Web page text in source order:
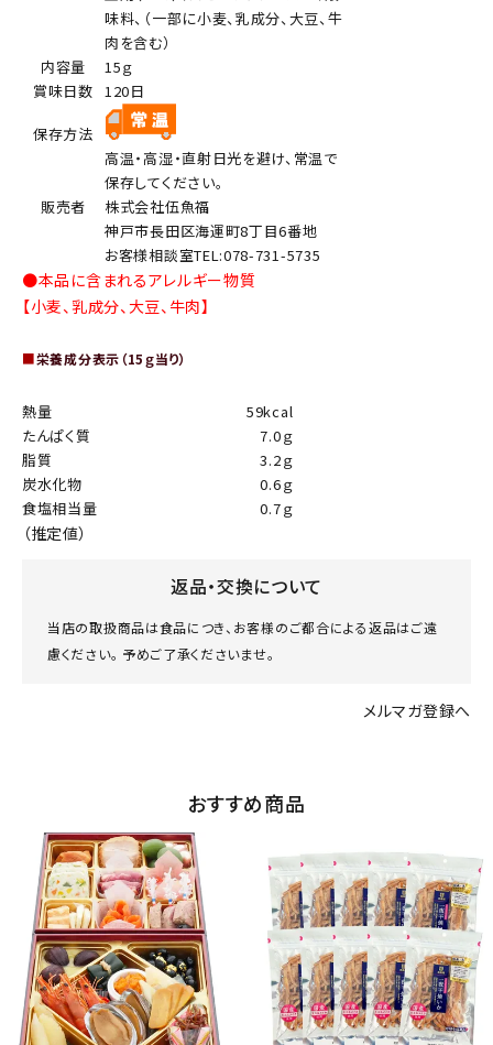
味料、（一部に小麦、乳成分、大豆、牛
肉を含む）
内容量
15ｇ
賞味日数
120日
保存方法
高温・高湿・直射日光を避け、常温で
保存してください。
販売者
株式会社伍魚福
神戸市長田区海運町8丁目6番地
お客様相談室TEL:078-731-5735
●本品に含まれるアレルギー物質
【小麦、乳成分、大豆、牛肉】
■栄養成分表示（15ｇ当り）
熱量
59kcal
たんぱく質
7.0ｇ
脂質
3.2ｇ
炭水化物
0.6ｇ
食塩相当量
0.7ｇ
（推定値）
返品・交換について
当店の取扱商品は食品につき、お客様のご都合による返品はご遠
慮ください。 予めご了承くださいませ。
メルマガ登録へ
おすすめ商品